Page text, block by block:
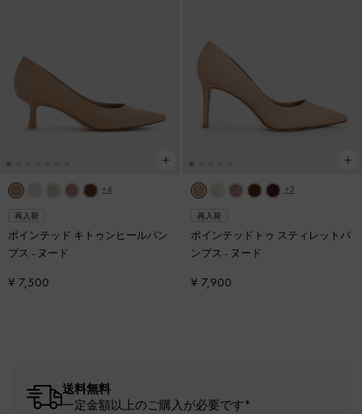
+4
再入荷
ポインテッド キトゥンヒールパン
プス - ヌード
¥ 7,500
+3
再入荷
ポインテッドトゥ スティレットパ
ンプス - ヌード
¥ 7,900
送料無料
一定金額以上のご購入が必要です*